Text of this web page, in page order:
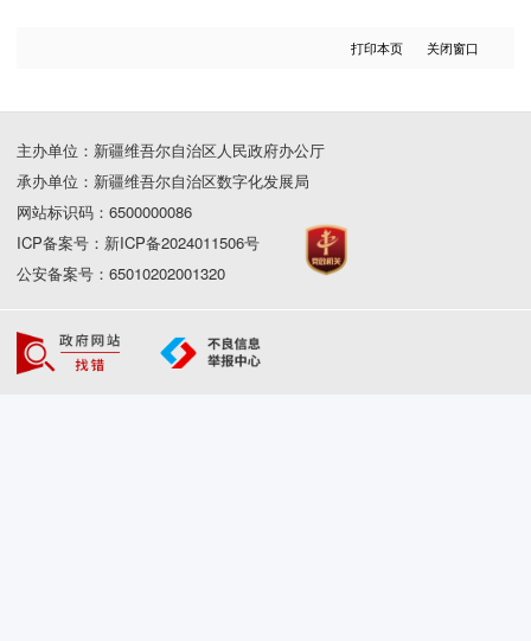
打印本页 关闭窗口
主办单位：新疆维吾尔自治区人民政府办公厅
承办单位：新疆维吾尔自治区数字化发展局
网站标识码：6500000086
ICP备案号：新ICP备2024011506号
公安备案号：65010202001320